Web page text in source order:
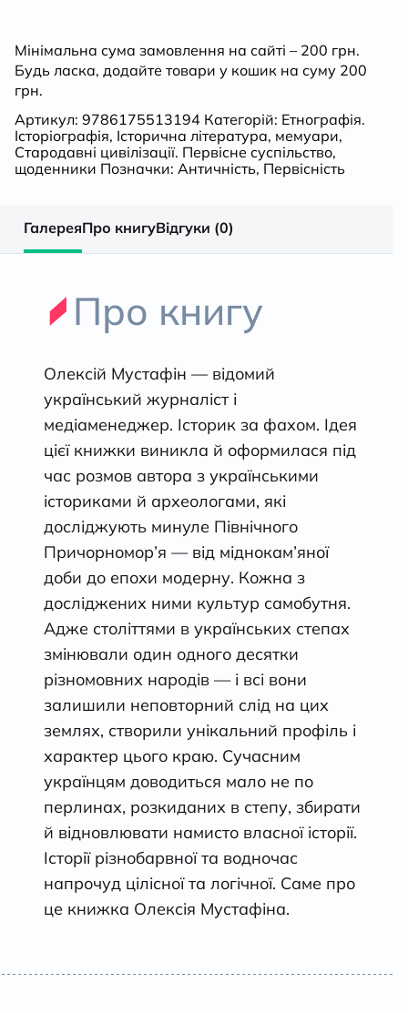
Півдня
кількість
Мінімальна сума замовлення на сайті – 200 грн.
Будь ласка, додайте товари у кошик на суму 200
грн.
Артикул: 9786175513194 Категорій: Етнографія.
Історіографія, Історична література, мемуари,
Стародавні цивілізації. Первісне суспільство,
щоденники Позначки: Античність, Первісність
ГалереяПро книгуВідгуки (0)
Про книгу
Олексій Мустафін — відомий
український журналіст і
медіаменеджер. Історик за фахом. Ідея
цієї книжки виникла й оформилася під
час розмов автора з українськими
істориками й археологами, які
досліджують минуле Північного
Причорномор’я — від міднокам’яної
доби до епохи модерну. Кожна з
досліджених ними культур самобутня.
Адже століттями в українських степах
змінювали один одного десятки
різномовних народів — і всі вони
залишили неповторний слід на цих
землях, створили унікальний профіль і
характер цього краю. Сучасним
українцям доводиться мало не по
перлинах, розкиданих в степу, збирати
й відновлювати намисто власної історії.
Історії різнобарвної та водночас
напрочуд цілісної та логічної. Саме про
це книжка Олексія Мустафіна.